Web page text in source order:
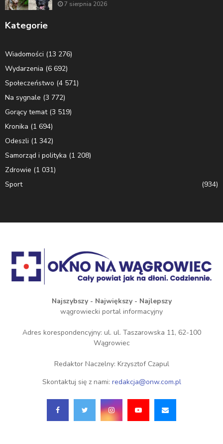
7 sierpnia 2026
Kategorie
Wiadomości (13 276)
Wydarzenia (6 692)
Społeczeństwo (4 571)
Na sygnale (3 772)
Gorący temat(3 519)
Kronika (1 694)
Odeszli (1 342)
Samorząd i polityka (1 208)
Zdrowie (1 031)
Sport
(934)
Najszybszy - Największy - Najlepszy
wągrowiecki portal informacyjny
Adres korespondencyjny: ul. ul. Taszarowska 11, 62-100
Wągrowiec
Redaktor Naczelny: Krzysztof Czapul
Skontaktuj się z nami: redakcja@onw.com.pl